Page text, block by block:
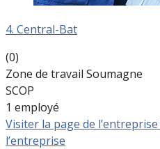
4. Central-Bat
(0)
Zone de travail Soumagne
SCOP
1 employé
Visiter la page de l’entreprise
l’entreprise